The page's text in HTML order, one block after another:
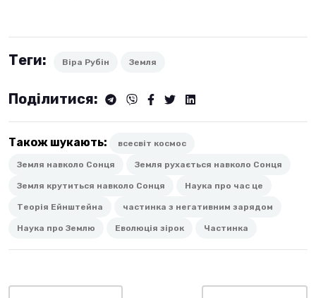
Теги: Віра Рубін Земля
Поділитися:
Також шукають: всесвіт космос
Земля навколо Сонця Земля рухається навколо Сонця
Земля крутиться навколо Сонця Наука про час це
Теорія Ейнштейна частинка з негативним зарядом
Наука про Землю Еволюція зірок Частинка